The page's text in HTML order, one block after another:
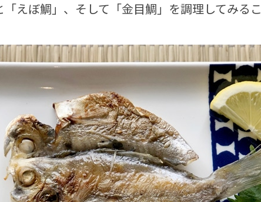
「えぼ鯛」、そして「金目鯛」を調理してみる